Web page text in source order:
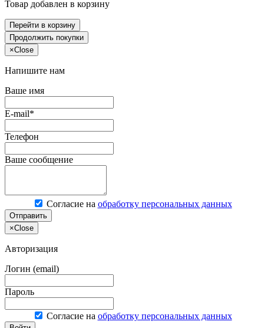
Товар добавлен в корзину
Перейти в корзину
Продолжить покупки
×Close
Напишите нам
Ваше имя
E-mail*
Телефон
Ваше сообщение
Согласие на обработку персональных данных
Отправить
×Close
Авторизация
Логин (email)
Пароль
Согласие на обработку персональных данных